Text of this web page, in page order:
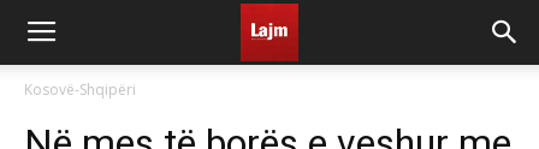
Kosovë-Shqipëri